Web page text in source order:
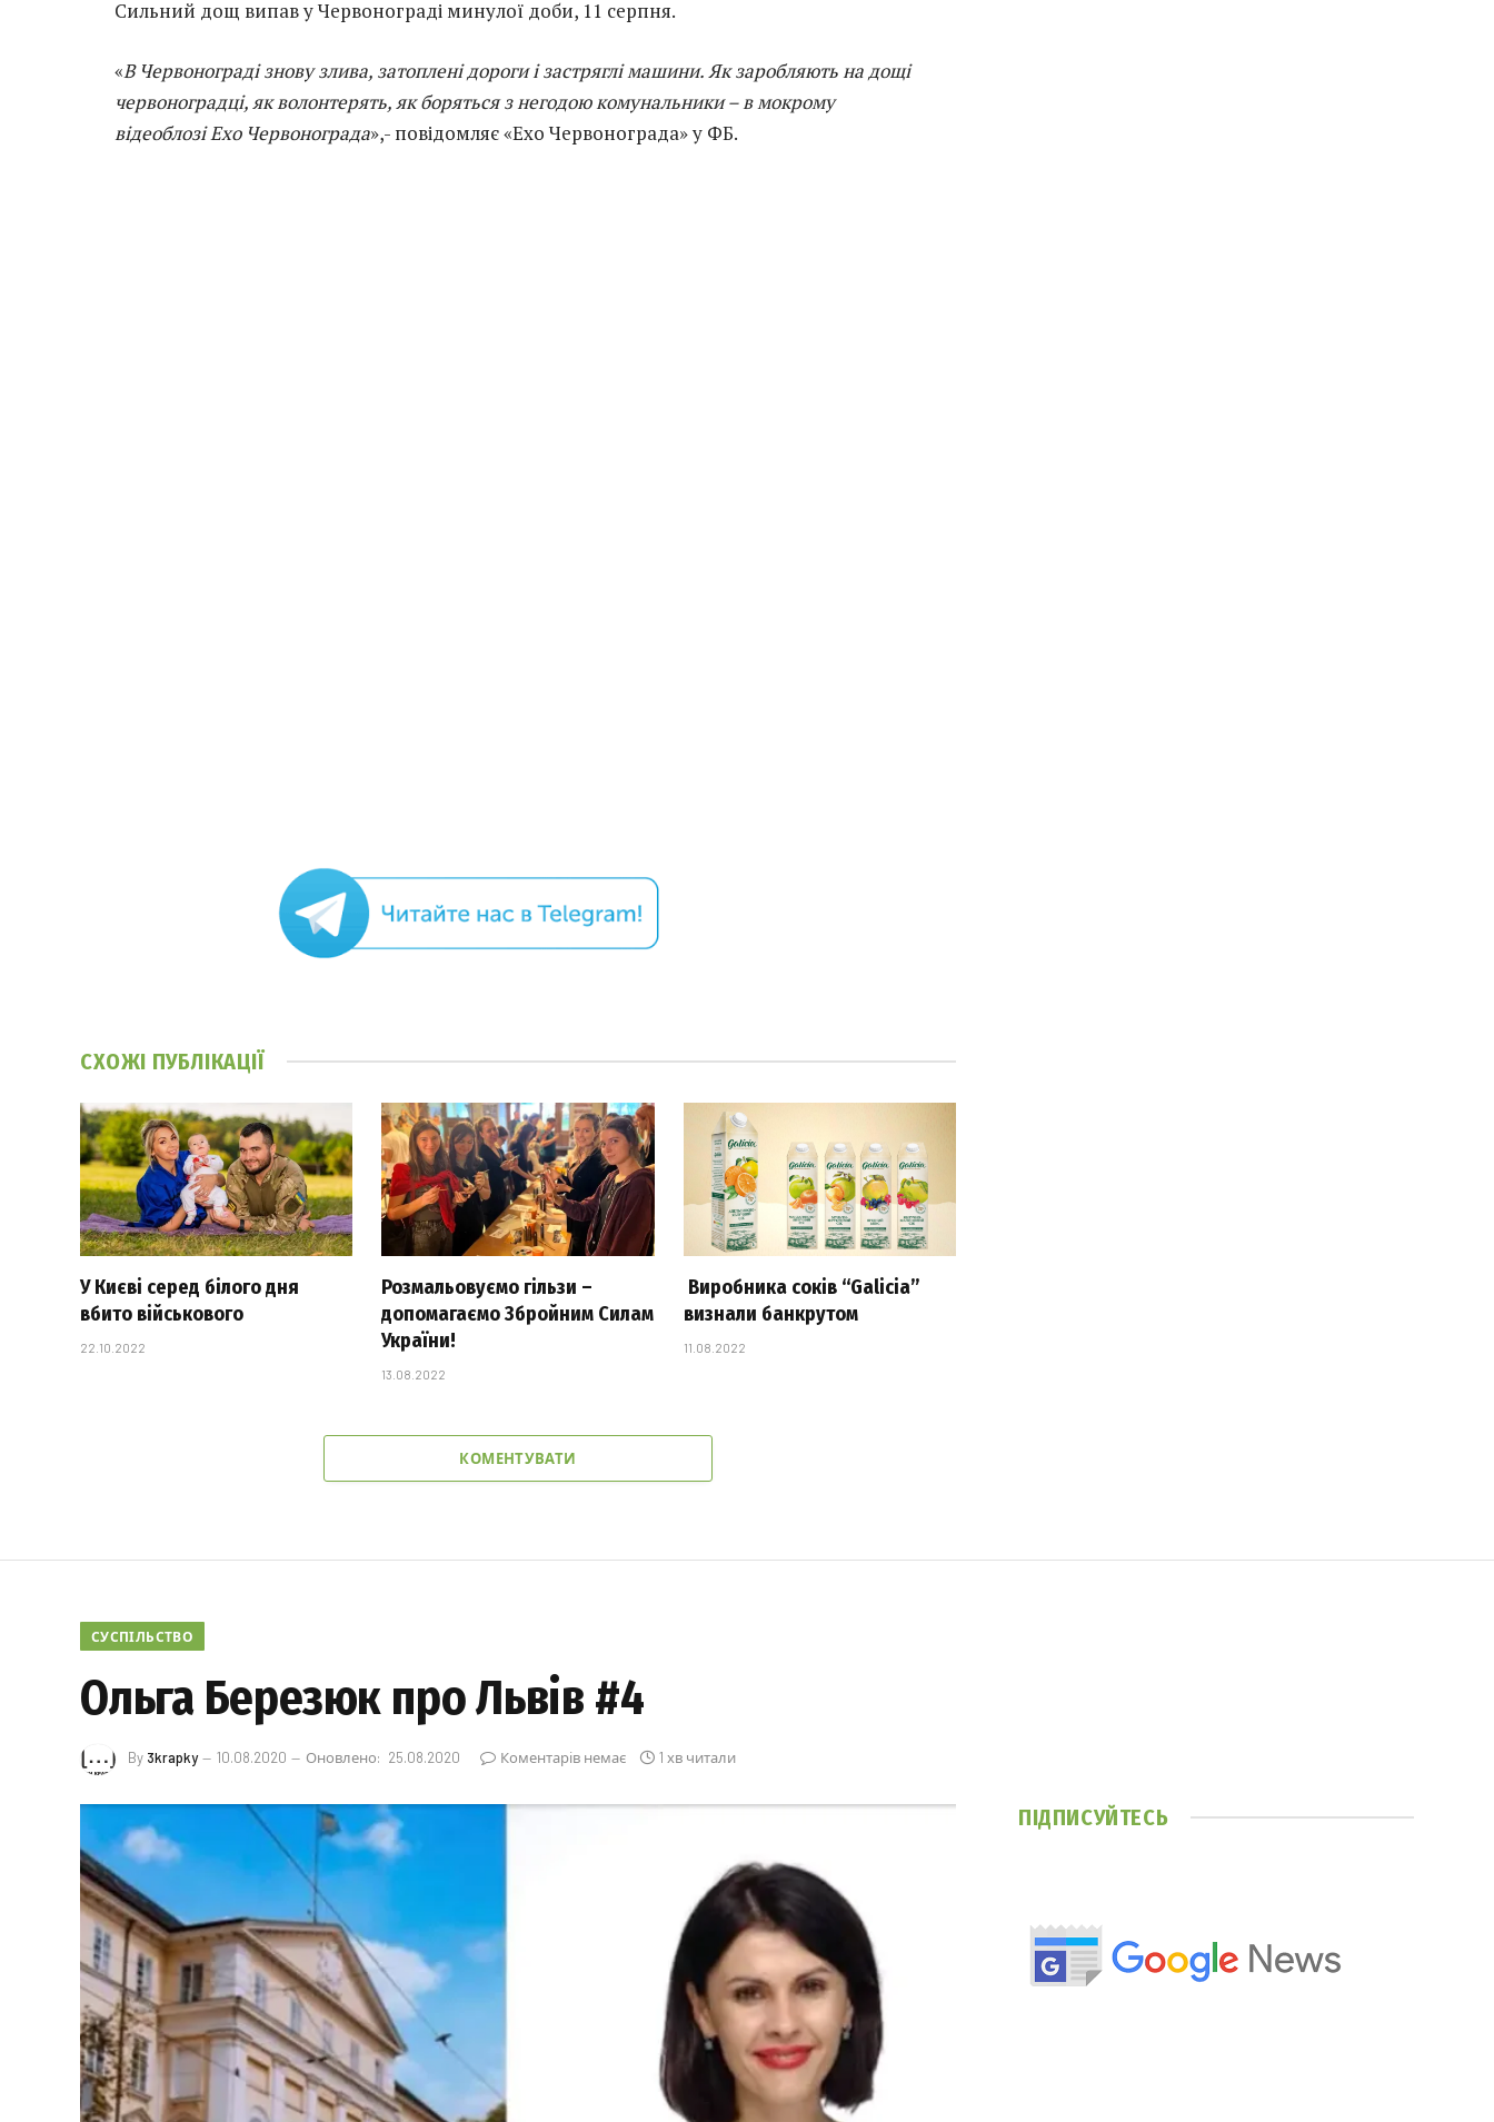
Сильний дощ випав у Червонограді минулої доби, 11 серпня.
«В Червонограді знову злива, затоплені дороги і застряглі машини. Як заробляють на дощі
червоноградці, як волонтерять, як боряться з негодою комунальники – в мокрому
відеоблозі Ехо Червонограда»,- повідомляє «Ехо Червонограда» у ФБ.
СХОЖІ ПУБЛІКАЦІЇ
У Києві серед білого дня
вбито військового
22.10.2022
Розмальовуємо гільзи –
допомагаємо Збройним Силам
України!
13.08.2022
Виробника соків “Galicia”
визнали банкрутом
11.08.2022
КОМЕНТУВАТИ
СУСПІЛЬСТВО
Ольга Березюк про Львів #4
By 3krapky 10.08.2020 Оновлено: 25.08.2020 Коментарів немає 1 хв читали
ПІДПИСУЙТЕСЬ